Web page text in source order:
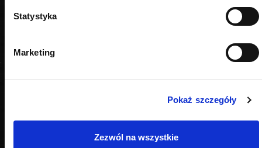
Statystyka
Marketing
Pokaż szczegóły
Zezwól na wszystkie